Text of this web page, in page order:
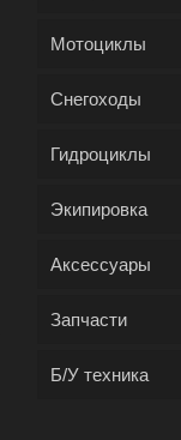
Мотоциклы
Снегоходы
Гидроциклы
Экипировка
Аксессуары
Запчасти
Б/У техника